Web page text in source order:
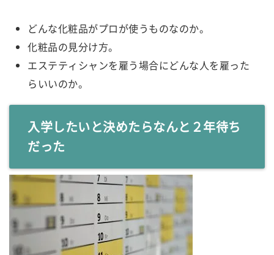
どんな化粧品がプロが使うものなのか。
化粧品の見分け方。
エステティシャンを雇う場合にどんな人を雇った
らいいのか。
入学したいと決めたらなんと２年待ち
だった